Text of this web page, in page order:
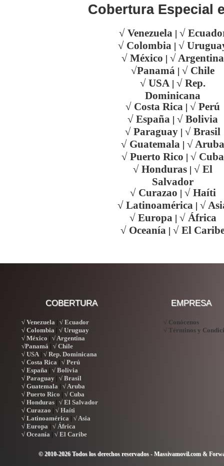
Cobertura Especial
√ Venezuela | √
√ Colombia | √
√ México | √ Argentina
√Panamá | √ Chile
√ USA | √ Rep.
Dominicana
√ Costa Rica | √ Perú
√ España | √ Bolivia
√ Paraguay | √ Brasil
√ Guatemala | √ Aruba
√ Puerto Rico | √ Cuba
√ Honduras | √ El
Salvador
√ Curazao | √ Haíti
√ Latinoamérica | √
√ Europa | √ África
√ Oceanía | √ El
COBERTURA EMPRESA
√ Venezuela
√ Ecuador
√ Colombia
√ Uruguay
√ México
√ Argentina
√Panamá
√ Chile
√ USA| √ Rep. Dominicana
√ Costa Rica
√ Perú
√ España
√ Bolivia
√ Paraguay √ Brasil
√ Guatemala
√ Aruba
√ Puerto Rico
√ Cuba
√ Honduras √ El Salvador
√ Curazao
√ Haíti
√ Latinoamérica
√ Asia
√ Europa
√ África
√ Oceanía
√ El Caribe
√ Conócenos
√ Términos y
© 2010-2026 Todos los derechos reservados - Massivamovil.com &